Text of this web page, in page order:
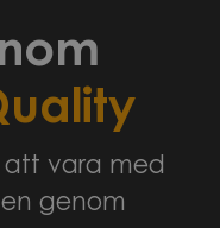
att vara med
genom